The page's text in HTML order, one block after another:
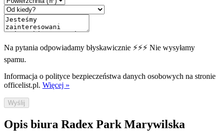
Na pytania odpowiadamy błyskawicznie ⚡⚡⚡ Nie wysyłamy
spamu.
Informacja o polityce bezpieczeństwa danych osobowych na stronie
officelist.pl. Więcej »
Wyślij
Opis biura Radex Park Marywilska